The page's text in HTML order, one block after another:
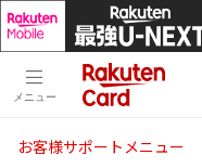
メニュー
お客様サポートメニュー